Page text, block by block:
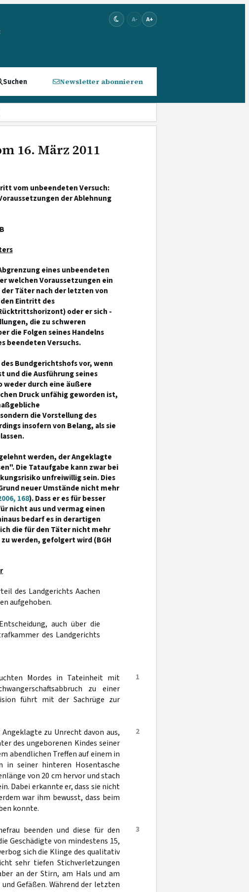
A- A+
Suchen Newsletter abonnieren
16. März 2011
vom unbeendeten Versuch:
der Ablehnung
eines unbeendeten
welchen Voraussetzungen ein
Täter nach der letzten von
Eintritt des
oder er sich -
die zu schweren
die Folgen seines Handelns
beendeten Versuchs.
Bundgerichtshofs vor, wenn
und die Ausführung seines
weder durch eine äußere
Druck unfähig geworden ist,
die Vorstellung des
insofern von Belang, als sie
werden, der Angeklagte
Die Tataufgabe kann zwar bei
unfreiwillig sein. Dies
neuer Umstände nicht mehr
168). Dass er es für besser
nicht aus und vermag einen
bedarf es in derartigen
die für den Täter nicht mehr
werden, gefolgert wird (BGH
des Landgerichts Aachen
aufgehoben.
auch über die
des Landgerichts
1
Mordes in Tateinheit mit
zu einer
führt mit der Sachrüge zur
2
zu Unrecht davon aus,
des ungeborenen Kindes seiner
abendlichen Treffen auf einem in
in seiner hinteren Hosentasche
von 20 cm hervor und stach
Dabei erkannte er, dass sie nicht
war ihm bewusst, dass beim
konnte.
3
beenden und diese für den
Geschädigte von mindestens 15,
sich die Klinge des qualitativ
sehr tiefen Stichverletzungen
an der Stirn, am Hals und am
Gefäßen. Während der letzten